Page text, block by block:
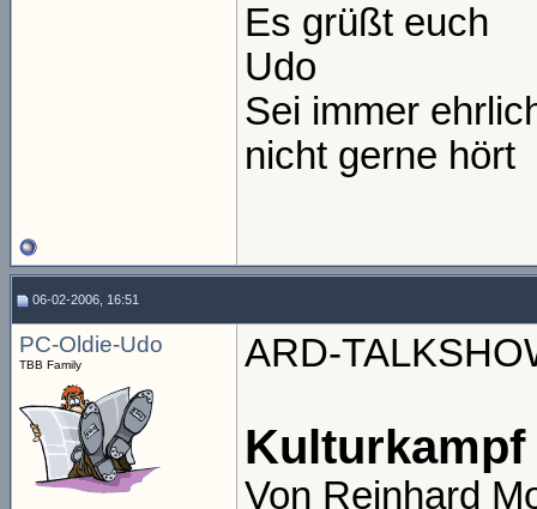
Es grüßt euch
Udo
Sei immer
nicht gerne hört
06-02-2006, 16:51
PC-Oldie-Udo
TBB Family ARD-
Von Reinhard